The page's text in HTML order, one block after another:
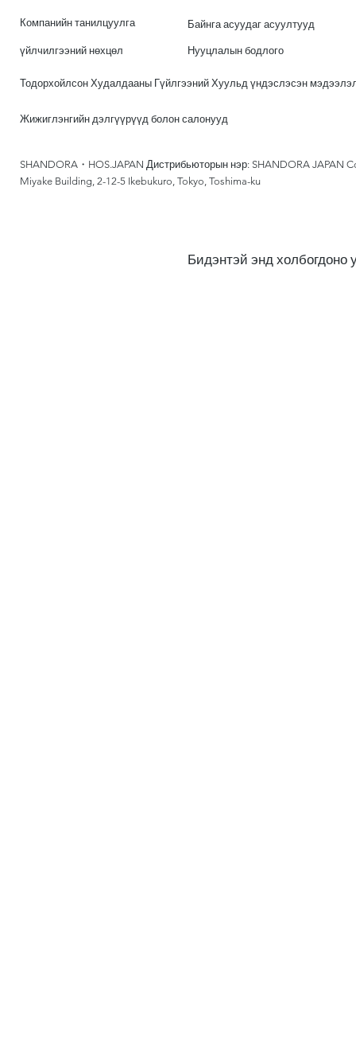
Компанийн танилцуулга
үйлчилгээний нөхцөл
Байнга асуудаг асуултууд
Нууцлалын бодлого
Тодорхойлсон Худалдааны Гүйлгээний Хуульд үндэслэсэн
Жижиглэнгийн дэлгүүрүүд болон салонууд
SHANDORA・HOS.JAPAN Дистрибьюторын нэр: SHANDORA JAPAN
Miyake Building, 2-12-5 Ikebukuro, Tokyo, Toshima-ku
Бидэнтэй энд холбогдоно